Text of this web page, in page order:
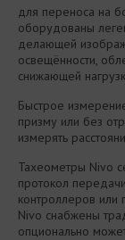
для переноса на
оборудованы
делающей
освещённости,
снижающей
Быстрое
призму или без
измерять
Тахеометры Nivo
протокол
контроллеров или
Nivo снабжены
опционально